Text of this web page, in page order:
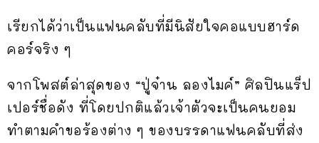
เรียกได้ว่าเป็นแฟนคลับที่มีนิสัยใจคอแบบฮาร์ด
คอร์จริง ๆ
จากโพสต์ล่าสุดของ “ปู่จ๋าน ลองไมค์” ศิลปินแร็ป
เปอร์ชื่อดัง ที่โดยปกติแล้วเจ้าตัวจะเป็นคนยอม
ทำตามคำขอร้องต่าง ๆ ของบรรดาแฟนคลับที่ส่ง